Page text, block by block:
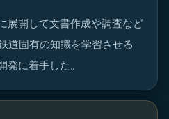
展開して文書作成や調査など
道固有の知識を学習させる
発に着手した。